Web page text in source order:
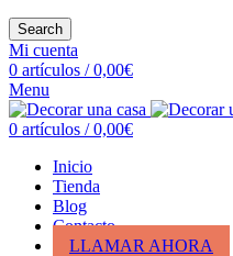
Search
Mi cuenta
0 artículos / 0,00€
Menu
0 artículos / 0,00€
Inicio
Tienda
Blog
Contacto
LLAMAR AHORA